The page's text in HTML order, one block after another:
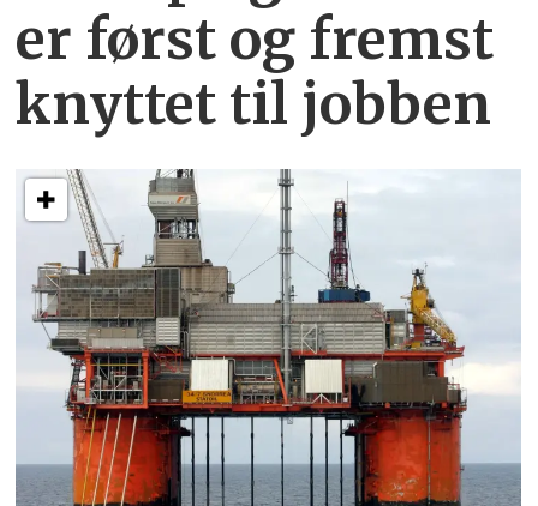
er først og fremst
knyttet til jobben